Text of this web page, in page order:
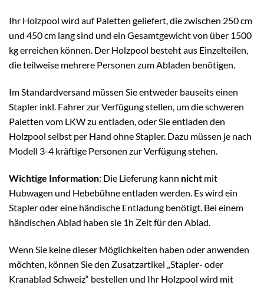
Ihr Holzpool wird auf Paletten geliefert, die zwischen 250 cm
und 450 cm lang sind und ein Gesamtgewicht von über 1500
kg erreichen können. Der Holzpool besteht aus Einzelteilen,
die teilweise mehrere Personen zum Abladen benötigen.
Im Standardversand müssen Sie entweder bauseits einen
Stapler inkl. Fahrer zur Verfügung stellen, um die schweren
Paletten vom LKW zu entladen, oder Sie entladen den
Holzpool selbst per Hand ohne Stapler. Dazu müssen je nach
Modell 3-4 kräftige Personen zur Verfügung stehen.
Wichtige Information: Die Lieferung kann nicht mit
Hubwagen und Hebebühne entladen werden. Es wird ein
Stapler oder eine händische Entladung benötigt. Bei einem
händischen Ablad haben sie 1h Zeit für den Ablad.
Wenn Sie keine dieser Möglichkeiten haben oder anwenden
möchten, können Sie den Zusatzartikel „Stapler- oder
Kranablad Schweiz“ bestellen und Ihr Holzpool wird mit